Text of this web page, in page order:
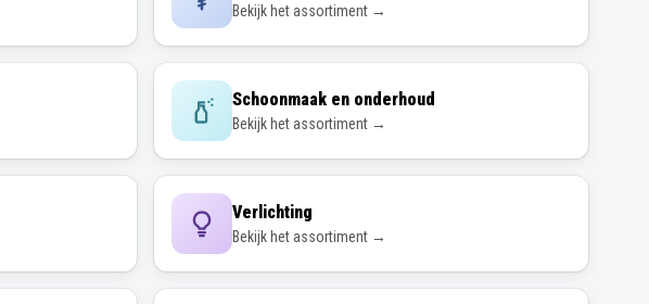
Bekijk het assortiment →
Schoonmaak en onderhoud
Bekijk het assortiment →
Verlichting
Bekijk het assortiment →